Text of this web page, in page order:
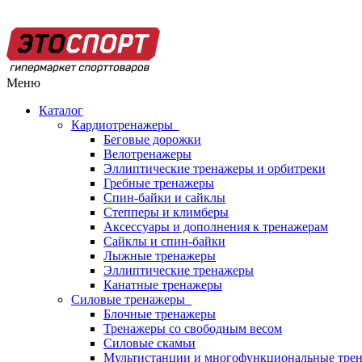
Меню
Каталог
Кардиотренажеры
Беговые дорожки
Велотренажеры
Эллиптические тренажеры и орбитреки
Гребные тренажеры
Спин-байки и сайклы
Степперы и климберы
Аксессуары и дополнения к тренажерам
Сайклы и спин-байки
Лыжные тренажеры
Эллиптические тренажеры
Канатные тренажеры
Силовые тренажеры
Блочные тренажеры
Тренажеры со свободным весом
Силовые скамьи
Мультистанции и многофункциональные